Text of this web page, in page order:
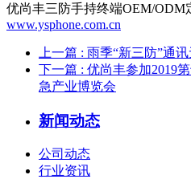
优尚丰三防手持终端OEM/ODM
www.ysphone.com.cn
上一篇 : 雨季“新三防”通
下一篇 : 优尚丰参加2019
急产业博览会
新闻动态
公司动态
行业资讯